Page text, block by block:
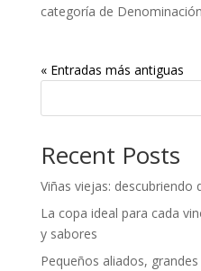
categoría de
« Entradas más antiguas
Recent Posts
Viñas viejas: descubriendo
La copa ideal para cada
y sabores
Pequeños aliados,